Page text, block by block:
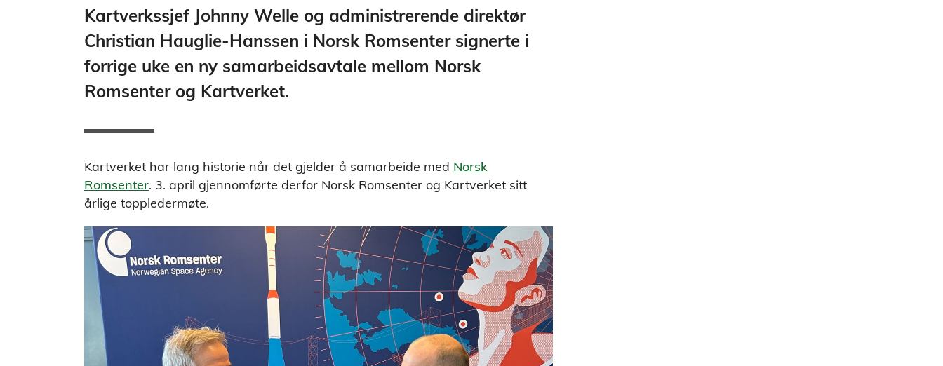
Kartverkssjef Johnny Welle og administrerende direktør
Christian Hauglie-Hanssen i Norsk Romsenter signerte i
forrige uke en ny samarbeidsavtale mellom Norsk
Romsenter og Kartverket.
Kartverket har lang historie når det gjelder å samarbeide med Norsk
Romsenter. 3. april gjennomførte derfor Norsk Romsenter og Kartverket sitt
årlige toppledermøte.